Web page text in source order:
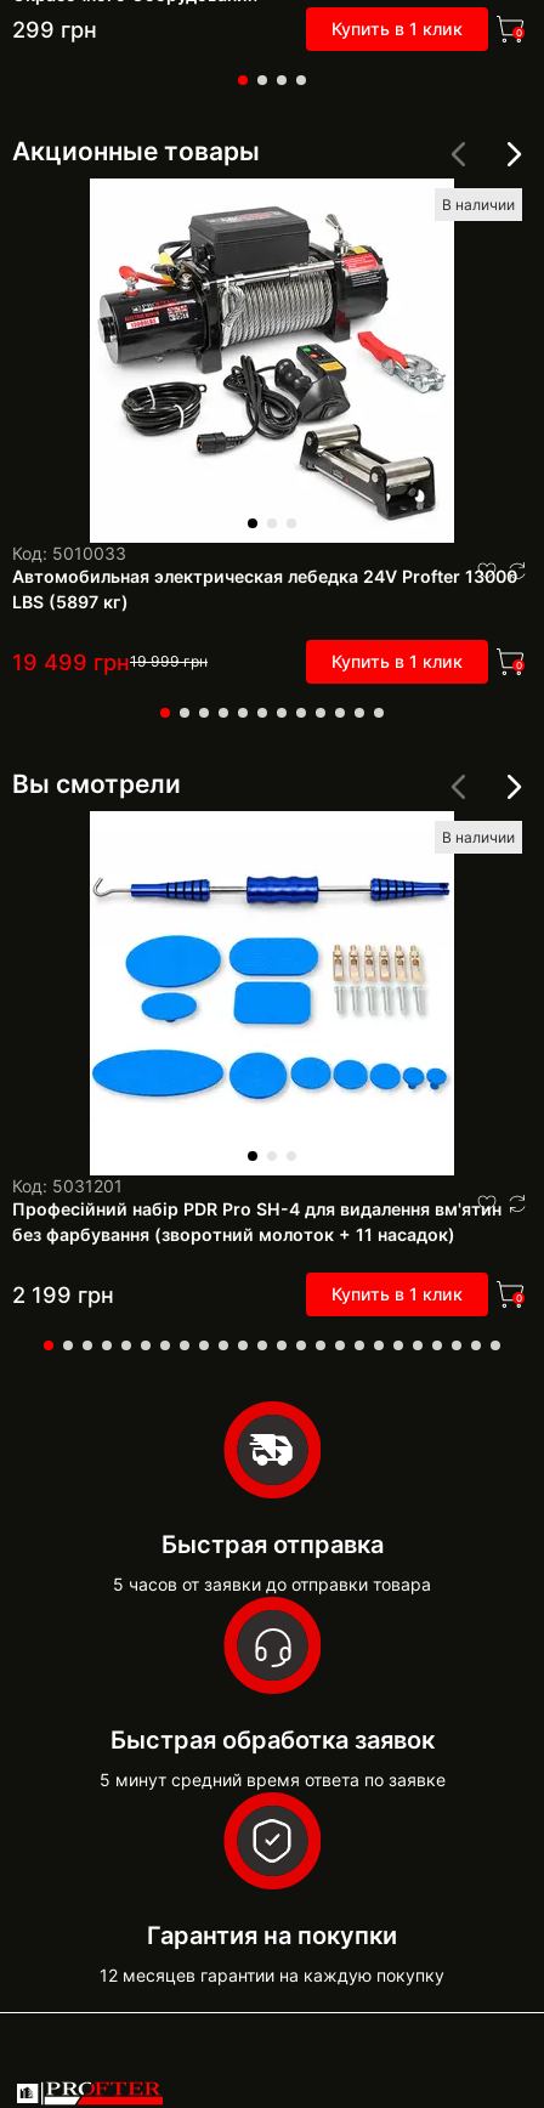
299 грн Купить в 1 клик 0
Акционные товары
В наличии
Код: 5010033
Автомобильная электрическая лебедка 24V Profter 13000
LBS (5897 кг)
19 499 грн19 999грн Купить в 1 клик 0
Вы смотрели
В наличии
Код: 5031201
Професійний набір PDR Pro SH-4 для видалення вм'ятин
без фарбування (зворотний молоток + 11 насадок)
2 199 грн Купить в 1 клик 0
Быстрая отправка
5 часов от заявки до отправки товара
Быстрая обработка заявок
5 минут средний время ответа по заявке
Гарантия на покупки
12 месяцев гарантии на каждую покупку